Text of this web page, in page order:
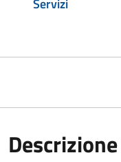
Descrizione